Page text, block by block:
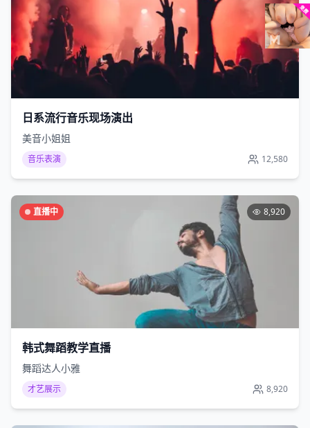
日系流行音乐现场演出
美音小姐姐
音乐表演 12,580
直播中 8,920
韩式舞蹈教学直播
舞蹈达人小雅
才艺展示 8,920